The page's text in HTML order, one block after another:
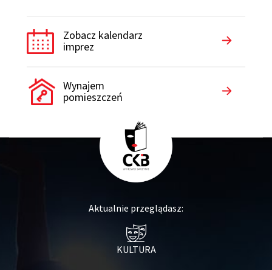
Zobacz kalendarz
imprez
Wynajem
pomieszczeń
Aktualnie przeglądasz:
KULTURA